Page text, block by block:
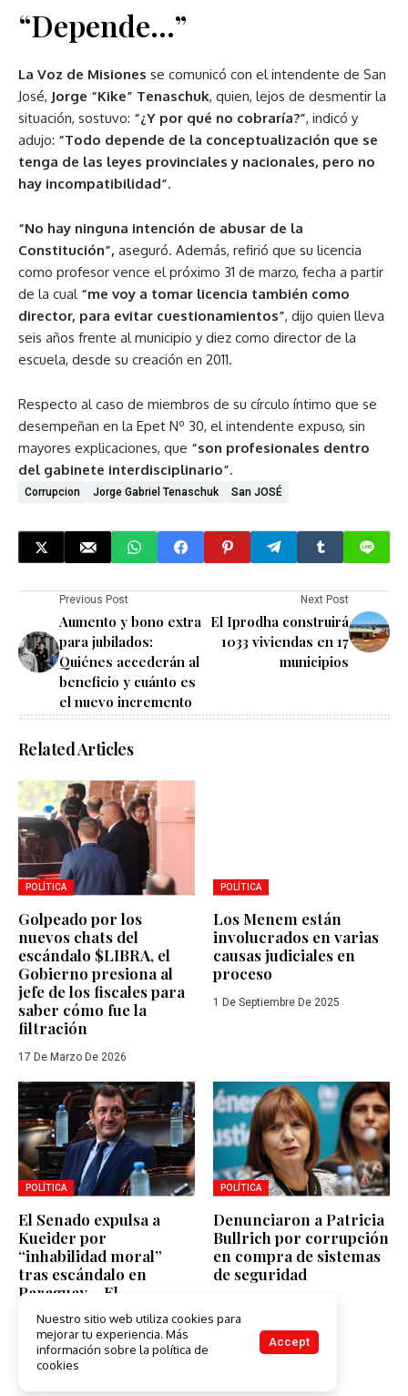
“Depende…”
La Voz de Misiones se comunicó con el intendente de San
José, Jorge “Kike” Tenaschuk, quien, lejos de desmentir la
situación, sostuvo: “¿Y por qué no cobraría?”, indicó y
adujo: “Todo depende de la conceptualización que se
tenga de las leyes provinciales y nacionales, pero no
hay incompatibilidad”.
“No hay ninguna intención de abusar de la
Constitución”, aseguró. Además, refirió que su licencia
como profesor vence el próximo 31 de marzo, fecha a partir
de la cual “me voy a tomar licencia también como
director, para evitar cuestionamientos”, dijo quien lleva
seis años frente al municipio y diez como director de la
escuela, desde su creación en 2011.
Respecto al caso de miembros de su círculo íntimo que se
desempeñan en la Epet Nº 30, el intendente expuso, sin
mayores explicaciones, que “son profesionales dentro
del gabinete interdisciplinario”.
Corrupcion Jorge Gabriel Tenaschuk San JOSÉ
Previous Post
Aumento y bono extra
para jubilados:
Quiénes accederán al
beneficio y cuánto es
el nuevo incremento
Next Post
El Iprodha construirá
1033 viviendas en 17
municipios
Related Articles
POLÍTICA
Golpeado por los
nuevos chats del
escándalo $LIBRA, el
Gobierno presiona al
jefe de los fiscales para
saber cómo fue la
filtración
17 De Marzo De 2026
POLÍTICA
Los Menem están
involucrados en varias
causas judiciales en
proceso
1 De Septiembre De 2025
POLÍTICA
El Senado expulsa a
Kueider por
“inhabilidad moral”
tras escándalo en
Paraguay – El
Misionero Martín
Goerling del PRO lo
Defendió
POLÍTICA
Denunciaron a Patricia
Bullrich por corrupción
en compra de sistemas
de seguridad
Nuestro sitio web utiliza cookies para
mejorar tu experiencia. Más
información sobre la política de
cookies
Accept